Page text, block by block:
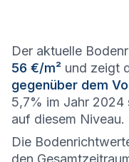
Der aktuelle
56 €/m² und zeigt
gegenüber dem
5,7% im Jahr 2024
auf diesem Niveau.
Die
den